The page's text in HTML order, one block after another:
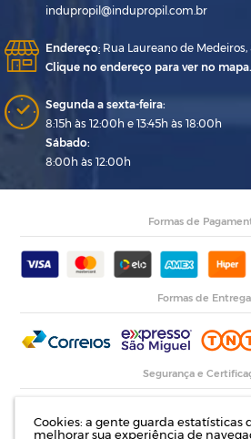
Cookies: a gente guarda estatísticas
melhorar sua experiência de
indupropil@indupropil.com.br
Endereço: Rua Laureano de
Clique no endereço para ver no mapa.
Segunda a sexta-feira:
8:15h às 12:00h e 13:45h às 18:00h
Sábado:
8:00h às 12:00h
Formas de
Formas de Entrega
Segurança e